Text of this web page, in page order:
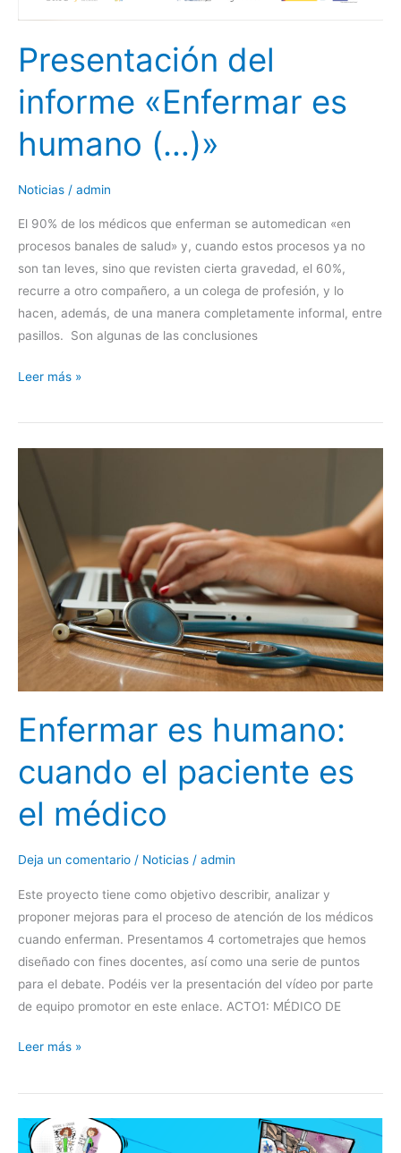
Presentación del
informe «Enfermar es
humano (…)»
Noticias / admin
El 90% de los médicos que enferman se automedican «en
procesos banales de salud» y, cuando estos procesos ya no
son tan leves, sino que revisten cierta gravedad, el 60%,
recurre a otro compañero, a un colega de profesión, y lo
hacen, además, de una manera completamente informal, entre
pasillos. Son algunas de las conclusiones
Leer más »
Enfermar es humano:
cuando el paciente es
el médico
Deja un comentario / Noticias / admin
Este proyecto tiene como objetivo describir, analizar y
proponer mejoras para el proceso de atención de los médicos
cuando enferman. Presentamos 4 cortometrajes que hemos
diseñado con fines docentes, así como una serie de puntos
para el debate. Podéis ver la presentación del vídeo por parte
de equipo promotor en este enlace. ACTO1: MÉDICO DE
humano:
cuando
el
paciente
médico
Leer más »
XVII